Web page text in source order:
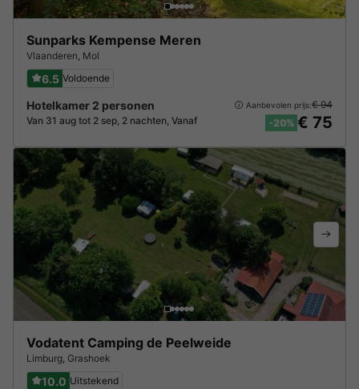
Sunparks Kempense Meren
Vlaanderen, Mol
6.5 Voldoende
Hotelkamer 2 personen
Van 31 aug tot 2 sep, 2 nachten, Vanaf
Aanbevolen prijs:€ 94
-20% € 75
Vodatent Camping de Peelweide
Limburg, Grashoek
10.0 Uitstekend